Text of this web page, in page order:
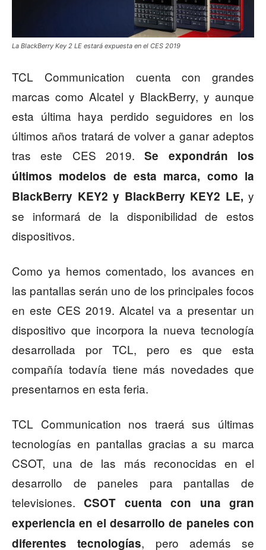
La BlackBerry Key 2 LE estará expuesta en el CES 2019
TCL Communication cuenta con grandes
marcas como Alcatel y BlackBerry, y aunque
esta última haya perdido seguidores en los
últimos años tratará de volver a ganar adeptos
tras este CES 2019.Se expondrán los
últimos modelos de esta marca, como la
BlackBerry KEY2 y BlackBerry KEY2 LE, y
se informará de la disponibilidad de estos
dispositivos.
Como ya hemos comentado, los avances en
las pantallas serán uno de los principales focos
en este CES 2019. Alcatel va a presentar un
dispositivo que incorpora la nueva tecnología
desarrollada por TCL, pero es que esta
compañía todavía tiene más novedades que
presentarnos en esta feria.
TCL Communication nos traerá sus últimas
tecnologías en pantallas gracias a su marca
CSOT, una de las más reconocidas en el
desarrollo de paneles para pantallas de
televisiones. CSOT cuenta con una gran
experiencia en el desarrollo de paneles con
diferentes tecnologías, pero además se